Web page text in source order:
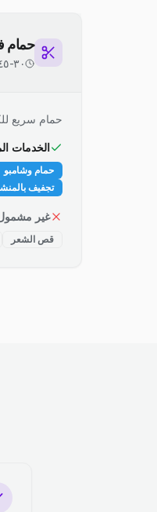
حمام
٣٠-٤٥ دقيقة
حمام سريع
الخدمات
حمام وشامبو
تجفيف
غير
قص الشعر